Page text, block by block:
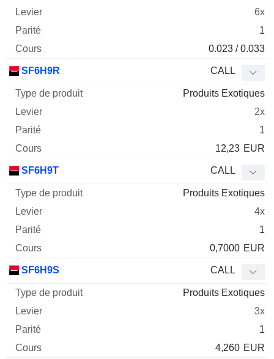
6x
1
0.023 / 0.033
SF6H9R CALL
Produits Exotiques
2x
1
12,23 EUR
SF6H9T CALL
Produits Exotiques
4x
1
0,7000 EUR
SF6H9S CALL
Produits Exotiques
3x
1
4,260 EUR